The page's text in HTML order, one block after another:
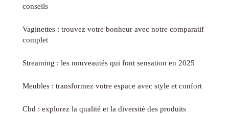
conseils
Vaginettes : trouvez votre bonheur avec notre comparatif
complet
Streaming : les nouveautés qui font sensation en 2025
Meubles : transformez votre espace avec style et confort
Cbd : explorez la qualité et la diversité des produits